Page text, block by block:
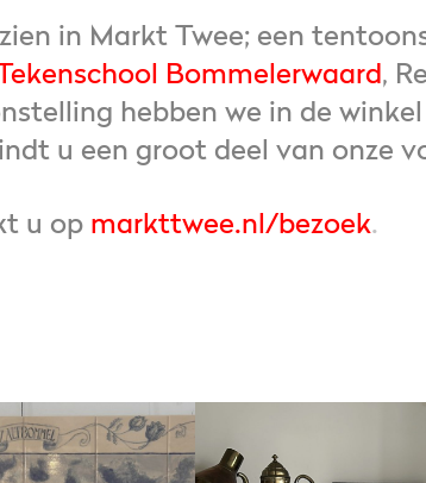
in Markt Twee; een
Tekenschool Bommelerwaard,
hebben we in de
u een groot deel van onze
u op markttwee.nl/bezoek.